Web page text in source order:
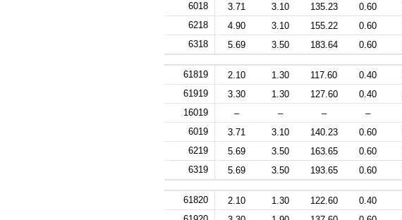
6018
3.71 3.10 135.23 0.60
6218
4.90 3.10 155.22 0.60
6318
5.69 3.50 183.64 0.60
61819 2.10 1.30 117.60 0.40
61919
3.30 1.30 127.60 0.40
16019
– – – –
6019
3.71 3.10 140.23 0.60
6219
5.69 3.50 163.65 0.60
6319
5.69 3.50 193.65 0.60
61820 2.10 1.30 122.60 0.40